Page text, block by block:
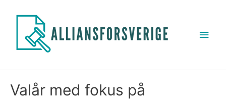
Valår med fokus på